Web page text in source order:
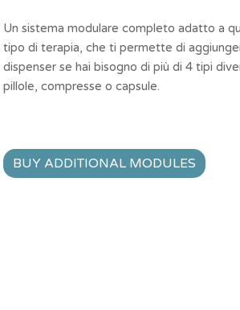
Un sistema modulare completo adatto a
tipo di terapia, che ti permette di
dispenser se hai bisogno di più di 4 tipi
pillole, compresse o capsule.
BUY ADDITIONAL MODULES